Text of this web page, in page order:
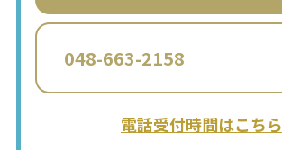
048-663-2158
電話受付時間はこちら